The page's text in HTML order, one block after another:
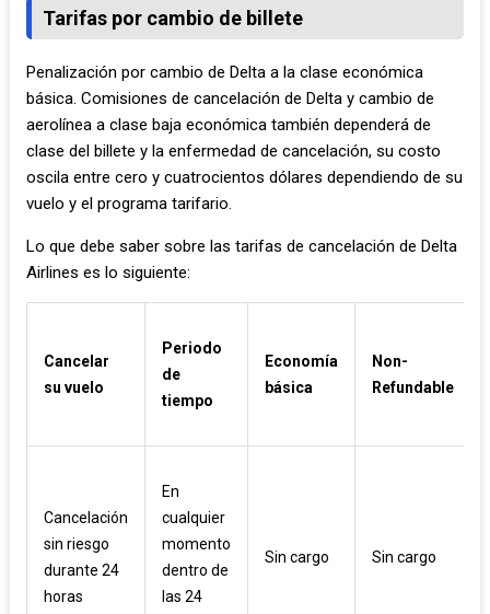
Tarifas por cambio de billete
Penalización por cambio de Delta a la clase económica
básica. Comisiones de cancelación de Delta y cambio de
aerolínea a clase baja económica también dependerá de
clase del billete y la enfermedad de cancelación, su costo
oscila entre cero y cuatrocientos dólares dependiendo de su
vuelo y el programa tarifario.
Lo que debe saber sobre las tarifas de cancelación de Delta
Airlines es lo siguiente:
Cancelar
su vuelo
Periodo
de
tiempo
Economía
básica
Non-
Refundable
Cancelación
sin riesgo
durante 24
horas
En
cualquier
momento
dentro de
las 24
Sin cargo Sin cargo